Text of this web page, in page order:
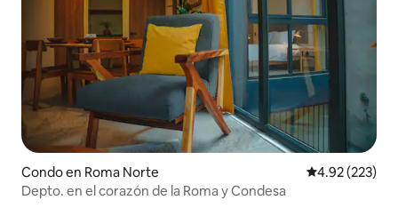
Condo en Roma Norte Calificación
4.92 (223)
Depto. en el corazón de la Roma y Condesa